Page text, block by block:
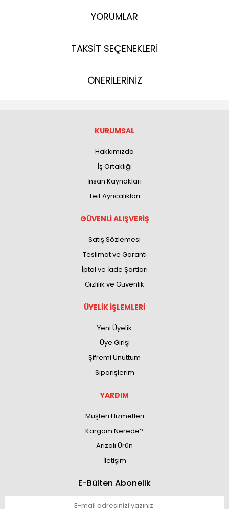
YORUMLAR
TAKSİT SEÇENEKLERİ
ÖNERİLERİNİZ
KURUMSAL
Hakkımızda
İş Ortaklığı
İnsan Kaynakları
Teif Ayrıcalıkları
GÜVENLİ ALIŞVERİŞ
Satış Sözlemesi
Teslimat ve Garanti
İptal ve İade Şartları
Gizlilik ve Güvenlik
ÜYELİK İŞLEMLERİ
Yeni Üyelik
Üye Girişi
Şifremi Unuttum
Siparişlerim
YARDIM
Müşteri Hizmetleri
Kargom Nerede?
Arızalı Ürün
İletişim
E-Bülten Abonelik